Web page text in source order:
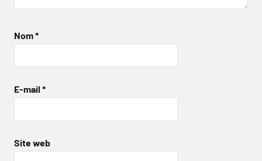
Nom*
E-mail *
Site web